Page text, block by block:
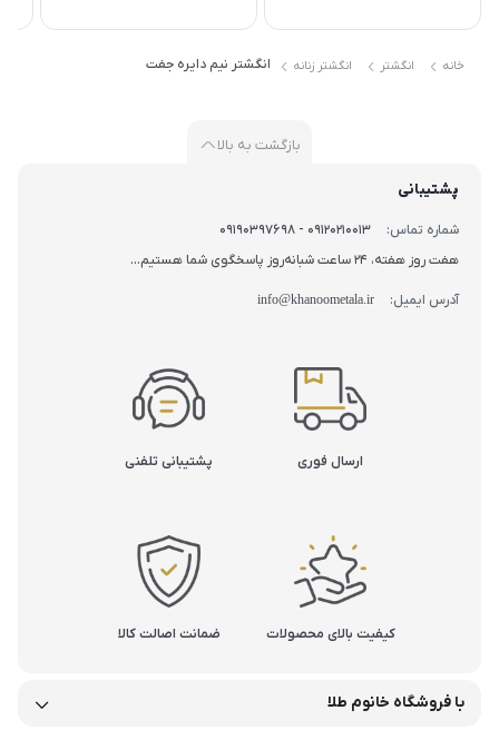
خانه انگشتر انگشتر زنانه انگشتر نیم دایره جفت
بازگشت به بالا
پشتیبانی
شماره تماس:
09120210013 - 09190397698
هفت روز هفته، 24 ساعت شبانه‌روز پاسخگوی شما هستیم...
آدرس ایمیل: info@khanoometala.ir
ارسال فوری پشتیبانی تلفنی
کیفیت بالای محصولات ضمانت اصالت کالا
با فروشگاه خانوم طلا